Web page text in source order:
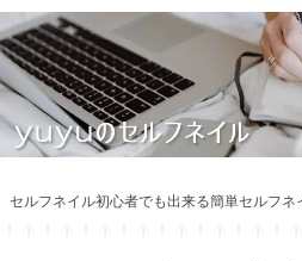
セルフネイル初心者でも出来る簡単セルフネ